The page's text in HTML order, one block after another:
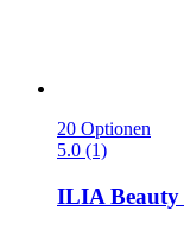
20 Optionen
5.0 (1)
ILIA Beauty